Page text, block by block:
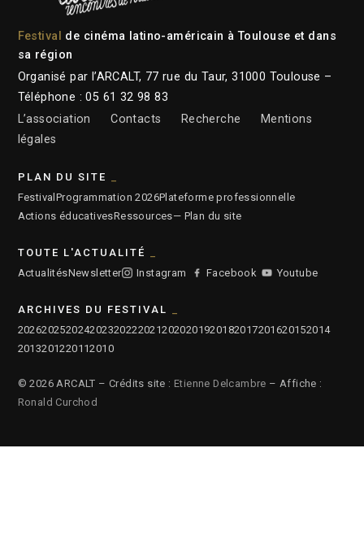
Festival
de cinéma latino-américain à Toulouse et dans
sa région
Organisé par l’ARCALT, 77 rue du Taur, 31000 Toulouse –
Téléphone : 05 61 32 98 83
L’association
Contacts Recherche
Mentions
légales
PLAN DU SITE
Festival Programmation 2026Plateforme professionnelle
Actions éducativesRessources— Plan du site
TOUTE L'ACTUALITÉ
ActualitésNewsletter Instagram Facebook Youtube
ARCHIVES DU FESTIVAL
2026202520242023202220212020201920182017201620152014
2013201220112010
© 2026 ARCALT – Crédits site : Etienne Delcambre – Affiche :
Ronald Curchod